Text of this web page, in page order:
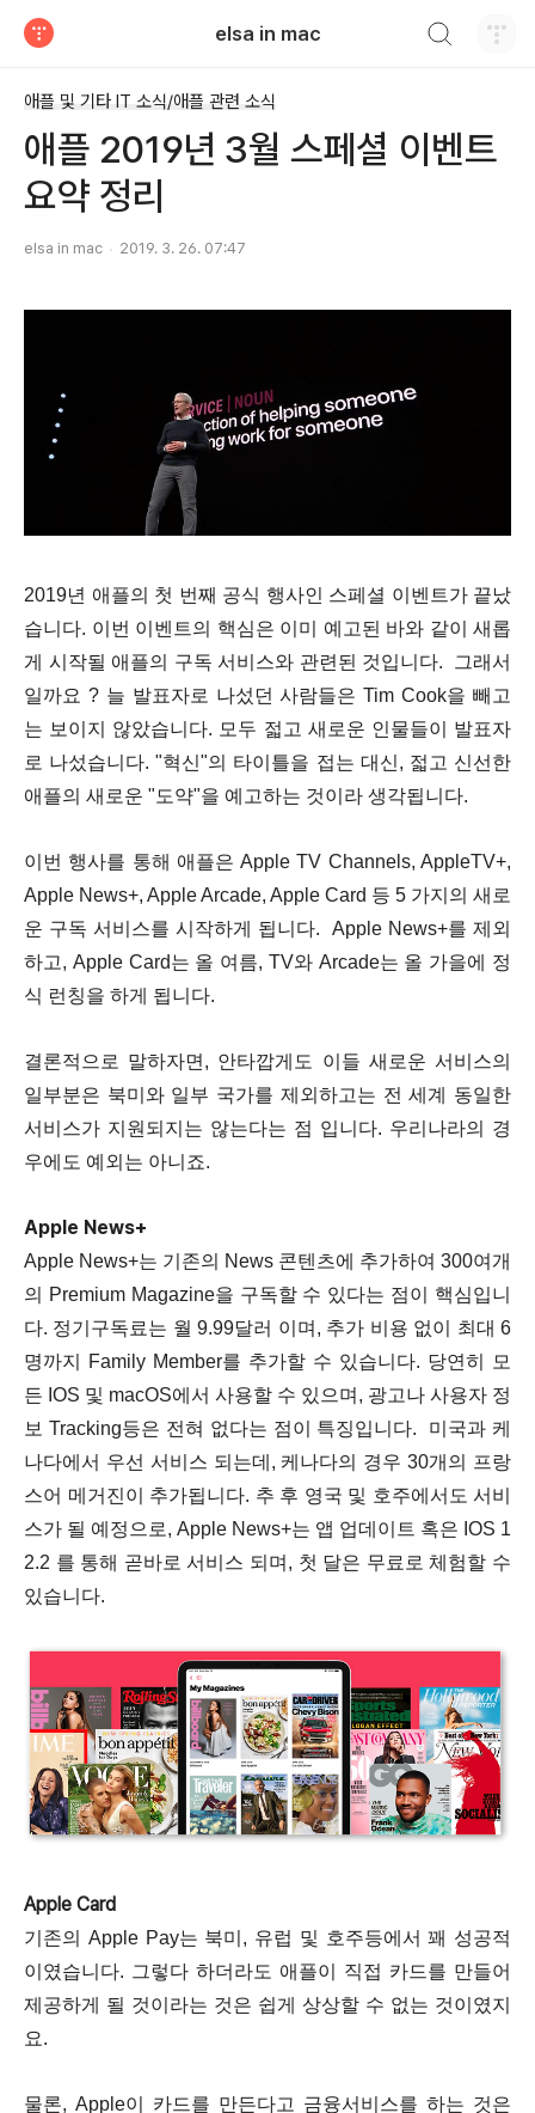
elsa in mac
애플 및 기타 IT 소식/애플 관련 소식
애플 2019년 3월 스페셜 이벤트
요약 정리
elsa in mac 2019. 3. 26. 07:47
2019년 애플의 첫 번째 공식 행사인 스페셜 이벤트가 끝났
습니다. 이번 이벤트의 핵심은 이미 예고된 바와 같이 새롭
게 시작될 애플의 구독 서비스와 관련된 것입니다. 그래서
일까요 ? 늘 발표자로 나섰던 사람들은 Tim Cook을 빼고
는 보이지 않았습니다. 모두 젋고 새로운 인물들이 발표자
로 나섰습니다. "혁신"의 타이틀을 접는 대신, 젋고 신선한
애플의 새로운 "도약"을 예고하는 것이라 생각됩니다.
이번 행사를 통해 애플은 Apple TV Channels, AppleTV+,
Apple News+, Apple Arcade, Apple Card 등 5 가지의 새로
운 구독 서비스를 시작하게 됩니다. Apple News+를 제외
하고, Apple Card는 올 여름, TV와 Arcade는 올 가을에 정
식 런칭을 하게 됩니다.
결론적으로 말하자면, 안타깝게도 이들 새로운 서비스의
일부분은 북미와 일부 국가를 제외하고는 전 세계 동일한
서비스가 지원되지는 않는다는 점 입니다. 우리나라의 경
우에도 예외는 아니죠.
Apple News+
Apple News+는 기존의 News 콘텐츠에 추가하여 300여개
의 Premium Magazine을 구독할 수 있다는 점이 핵심입니
다. 정기구독료는 월 9.99달러 이며, 추가 비용 없이 최대 6
명까지 Family Member를 추가할 수 있습니다. 당연히 모
든 IOS 및 macOS에서 사용할 수 있으며, 광고나 사용자 정
보 Tracking등은 전혀 없다는 점이 특징입니다. 미국과 케
나다에서 우선 서비스 되는데, 케나다의 경우 30개의 프랑
스어 메거진이 추가됩니다. 추 후 영국 및 호주에서도 서비
스가 될 예정으로, Apple News+는 앱 업데이트 혹은 IOS 1
2.2 를 통해 곧바로 서비스 되며, 첫 달은 무료로 체험할 수
있습니다.
Apple Card
기존의 Apple Pay는 북미, 유럽 및 호주등에서 꽤 성공적
이였습니다. 그렇다 하더라도 애플이 직접 카드를 만들어
제공하게 될 것이라는 것은 쉽게 상상할 수 없는 것이였지
요.
물론, Apple이 카드를 만든다고 금융서비스를 하는 것은